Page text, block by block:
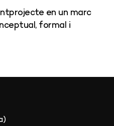
en un marc
formal i